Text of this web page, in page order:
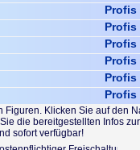
Profis
Profis
Profis
Profis
Profis
Profis
Klicken Sie auf den
die bereitgestellten Infos
sofort verfügbar!